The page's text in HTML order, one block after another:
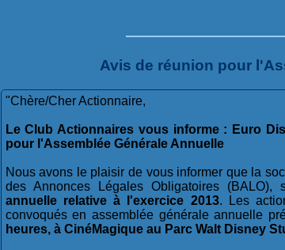
Avis de réunion pour
"Chère/Cher Actionnaire,
Le Club Actionnaires vous informe : Euro
pour l'Assemblée Générale Annuelle
Nous avons le plaisir de vous informer que la
des Annonces Légales Obligatoires
annuelle relative à l'exercice 2013. Les
convoqués en assemblée générale annuelle
heures, à CinéMagique au Parc Walt Disney